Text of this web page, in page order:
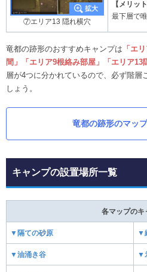
⑦エリア13 隠れ横穴
【メリット
最下層で
竜都の跡形のおすすめキャンプは 「エ
間」「エリア9根絡み部屋」「エリア13
層が4つに分かれているので、必ず階層
しょう。
竜都の跡形のマッ
キャンプの設置場所一覧
各マップのキ
▼隔ての砂原 ▼
▼油涌き谷 ▼